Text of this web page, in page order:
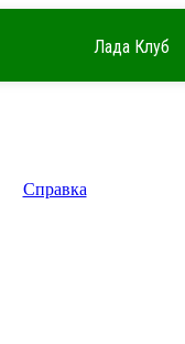
Лада Клуб
Справка